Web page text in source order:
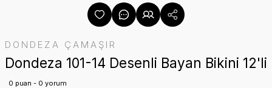
DONDEZA ÇAMAŞIR
Dondeza 101-14 Desenli Bayan Bikini 12'li
0 puan - 0 yorum